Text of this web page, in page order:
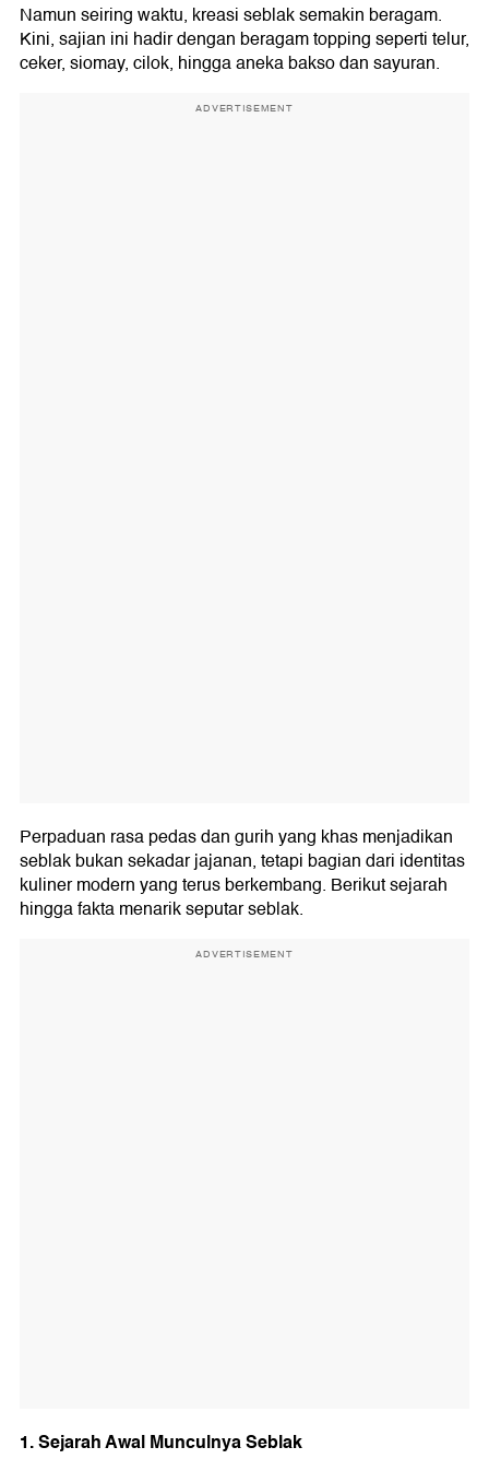
Namun seiring waktu, kreasi seblak semakin beragam.
Kini, sajian ini hadir dengan beragam topping seperti telur,
ceker, siomay, cilok, hingga aneka bakso dan sayuran.
ADVERTISEMENT
Perpaduan rasa pedas dan gurih yang khas menjadikan
seblak bukan sekadar jajanan, tetapi bagian dari identitas
kuliner modern yang terus berkembang. Berikut sejarah
hingga fakta menarik seputar seblak.
ADVERTISEMENT
1. Sejarah Awal Munculnya Seblak